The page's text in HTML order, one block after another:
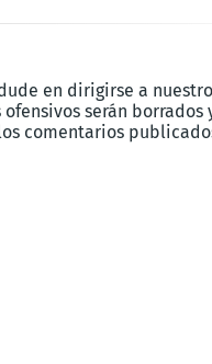
en dirigirse a
serán borrados
comentarios